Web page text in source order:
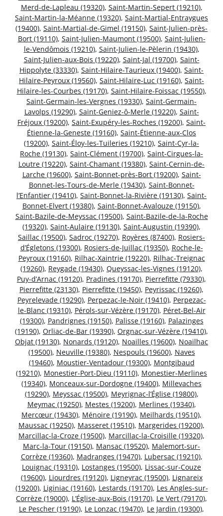
Merd-de-Lapleau (19320), Saint-Martin-Sepert (19210),
Saint-Martin-la-Méanne (19320), Saint-Martial-Entraygues
(19400), Saint-Martial-de-Gimel (19150), Saint-Julien-près-
Bort (19110), Saint-Julien-Maumont (19500), Saint-Julien-
le-Vendômois (19210), Saint-Julien-le-Pèlerin (19430),
Saint-Julien-aux-Bois (19220), Saint-Jal (19700), Saint-
Hippolyte (33330), Saint-Hilaire-Taurieux (19400), Saint-
Hilaire-Peyroux (19560), Saint-Hilaire-Luc (19160), Saint-
Hilaire-les-Courbes (19170), Saint-Hilaire-Foissac (19550),
Saint-Germain-les-Vergnes (19330), Saint-Germain-
Lavolps (19290), Saint-Geniez-ô-Merle (19220), Saint-
Fréjoux (19200), Saint-Exupéry-les-Roches (19200), Saint-
Étienne-la-Geneste (19160), Saint-Étienne-aux-Clos
(19200), Saint-Éloy-les-Tuileries (19210), Saint-Cyr-la-
Roche (19130), Saint-Clément (19700), Saint-Cirgues-la-
Loutre (19220), Saint-Chamant (19380), Saint-Cernin-de-
Larche (19600), Saint-Bonnet-près-Bort (19200), Saint-
Bonnet-les-Tours-de-Merle (19430), Saint-Bonnet-
l’Enfantier (19410), Saint-Bonnet-la-Rivière (19130), Saint-
Bonnet-Elvert (19380), Saint-Bonnet-Avalouze (19150),
Saint-Bazile-de-Meyssac (19500), Saint-Bazile-de-la-Roche
(19320), Saint-Aulaire (19130), Saint-Augustin (19390),
Saillac (19500), Sadroc (19270), Royères (87400), Rosiers-
d’Égletons (19300), Rosiers-de-Juillac (19350), Roche-le-
Peyroux (19160), Rilhac-Xaintrie (19220), Rilhac-Treignac
(19260), Reygade (19430), Queyssac-les-Vignes (19120),
Puy-d’Arnac (19120), Pradines (19170), Pierrefitte (79330),
Pierrefitte (23130), Pierrefitte (19450), Peyrissac (19260),
Peyrelevade (19290), Perpezac-le-Noir (19410), Perpezac-
le-Blanc (19310), Pérols-sur-Vézère (19170), Péret-Bel-Air
(19300), Pandrignes (19150), Palisse (19160), Palazinges
(19190), Orliac-de-Bar (19390), Orgnac-sur-Vézère (19410),
Objat (19130), Nonards (19120), Noailles (19600), Noailhac
(19500), Neuville (19380), Nespouls (19600), Naves
(19460), Moustier-Ventadour (19300), Montgibaud
(19210), Monestier-Port-Dieu (19110), Monestier-Merlines
(19340), Monceaux-sur-Dordogne (19400), Millevaches
(19290), Meyssac (19500), Meyrignac-l’Église (19800),
Meymac (19250), Mestes (19200), Merlines (19340),
Mercœur (19430), Ménoire (19190), Meilhards (19510),
Maussac (19250), Masseret (19510), Margerides (19200),
Marcillac-la-Croze (19500), Marcillac-la-Croisille (19320),
Marc-la-Tour (19150), Mansac (19520), Malemort-sur-
Corrèze (19360), Madranges (19470), Lubersac (19210),
Louignac (19310), Lostanges (19500), Lissac-sur-Couze
(19600), Liourdres (19120), Ligneyrac (19500), Lignareix
(19200), Liginiac (19160), Lestards (19170), Les Angles-sur-
Corrèze (19000), L’Église-aux-Bois (19170), Le Vert (79170),
Le Pescher (19190), Le Lonzac (19470), Le Jardin (19300),